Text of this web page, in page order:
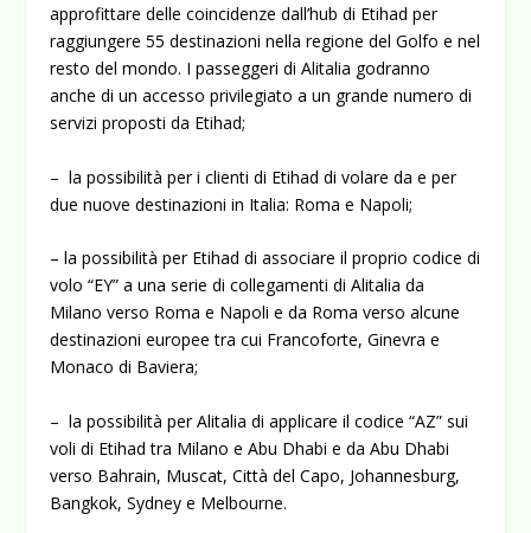
approfittare delle coincidenze dall’hub di Etihad per
raggiungere 55 destinazioni nella regione del Golfo e nel
resto del mondo. I passeggeri di Alitalia godranno
anche di un accesso privilegiato a un grande numero di
servizi proposti da Etihad;
– la possibilità per i clienti di Etihad di volare da e per
due nuove destinazioni in Italia: Roma e Napoli;
– la possibilità per Etihad di associare il proprio codice di
volo “EY” a una serie di collegamenti di Alitalia da
Milano verso Roma e Napoli e da Roma verso alcune
destinazioni europee tra cui Francoforte, Ginevra e
Monaco di Baviera;
– la possibilità per Alitalia di applicare il codice “AZ” sui
voli di Etihad tra Milano e Abu Dhabi e da Abu Dhabi
verso Bahrain, Muscat, Città del Capo, Johannesburg,
Bangkok, Sydney e Melbourne.